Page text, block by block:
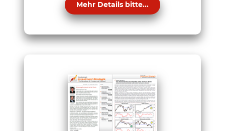
Mehr Details bitte...